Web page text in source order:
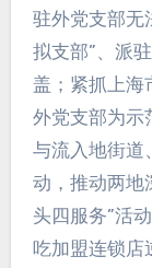
驻外党支部无
拟支部”、派
盖；紧抓上海
外党支部为示
与流入地街道
动，推动两地
头四服务”活
吃加盟连锁店